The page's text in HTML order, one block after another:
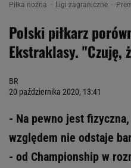
Piłka nożna Ligi zagraniczne
Polski piłkarz
Ekstraklasy. "Czuję,
BR
20 października 2020, 13:41
- Na pewno jest
względem nie odstaje
- od Championship w